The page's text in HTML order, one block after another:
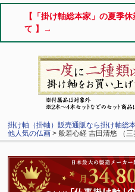
【「掛け軸総本家」の夏季
て 】→
掛け軸（掛軸）販売通販なら掛け軸総
他人気の仏画 > 般若心経 吉田清悠 （